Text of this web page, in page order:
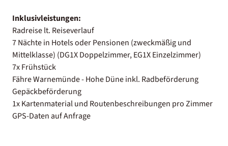
Inklusivleistungen:
Radreise lt. Reiseverlauf
7 Nächte in Hotels oder Pensionen (zweckmäßig und
Mittelklasse) (DG1X Doppelzimmer, EG1X Einzelzimmer)
7x Frühstück
Fähre Warnemünde - Hohe Düne inkl. Radbeförderung
Gepäckbeförderung
1x Kartenmaterial und Routenbeschreibungen pro Zimmer
GPS-Daten auf Anfrage